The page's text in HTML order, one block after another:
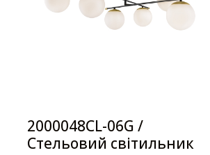
2000048CL-06G /
Стельовий світильник